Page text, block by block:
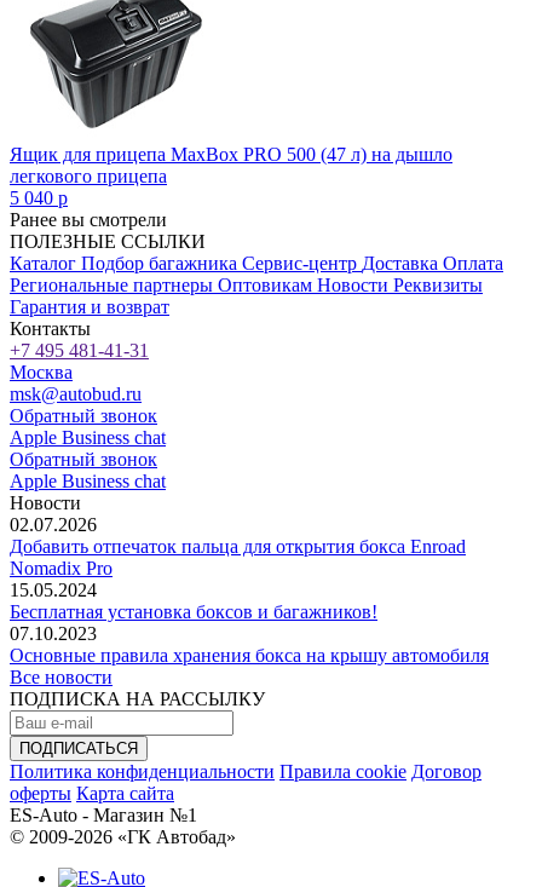
Ящик для прицепа MaxBox PRO 500 (47 л) на дышло
легкового прицепа
5 040 p
Ранее вы смотрели
ПОЛЕЗНЫЕ ССЫЛКИ
Каталог Подбор багажника Сервис-центр Доставка Оплата
Региональные партнеры Оптовикам Новости Реквизиты
Гарантия и возврат
Контакты
+7 495 481-41-31
Москва
msk@autobud.ru
Обратный звонок
Apple Business chat
Обратный звонок
Apple Business chat
Новости
02.07.2026
Добавить отпечаток пальца для открытия бокса Enroad
Nomadix Pro
15.05.2024
Бесплатная установка боксов и багажников!
07.10.2023
Основные правила хранения бокса на крышу автомобиля
Все новости
ПОДПИСКА НА РАССЫЛКУ
Политика конфиденциальности Правила cookie Договор
оферты Карта сайта
ES-Auto - Магазин №1
© 2009-2026 «ГК Автобад»